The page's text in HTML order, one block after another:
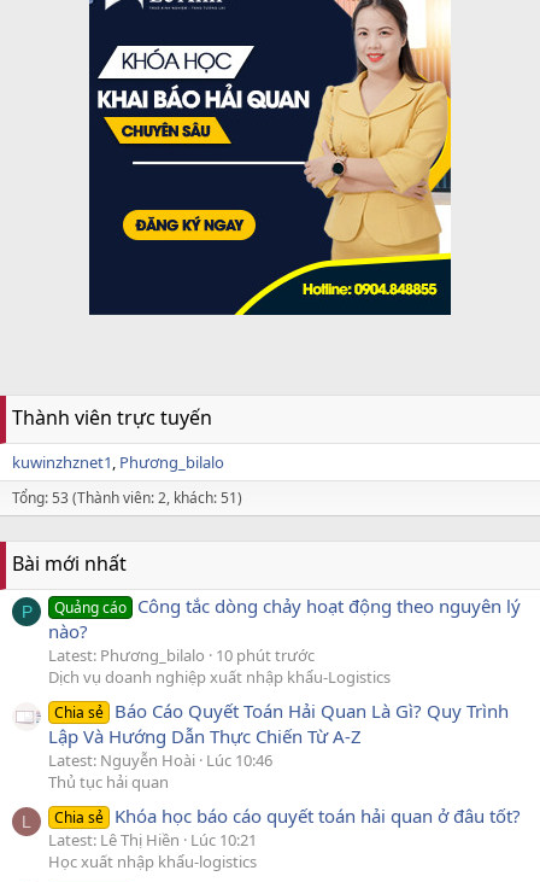
Thành viên trực tuyến
kuwinzhznet1 Phương_bilalo
Tổng: 53 (Thành viên: 2, khách: 51)
Bài mới nhất
P Quảng cáo Công tắc dòng chảy hoạt động theo nguyên lý
nào?
Latest: Phương_bilalo
10 phút trước
Dịch vụ doanh nghiệp xuất nhập khẩu-Logistics
Chia sẻ Báo Cáo Quyết Toán Hải Quan Là Gì? Quy Trình
Lập Và Hướng Dẫn Thực Chiến Từ A-Z
Latest: Nguyễn Hoài Lúc 10:46
Thủ tục hải quan
L Chia sẻ Khóa học báo cáo quyết toán hải quan ở đâu tốt?
Latest: Lê Thị Hiền
Lúc 10:21
Học xuất nhập khẩu-logistics